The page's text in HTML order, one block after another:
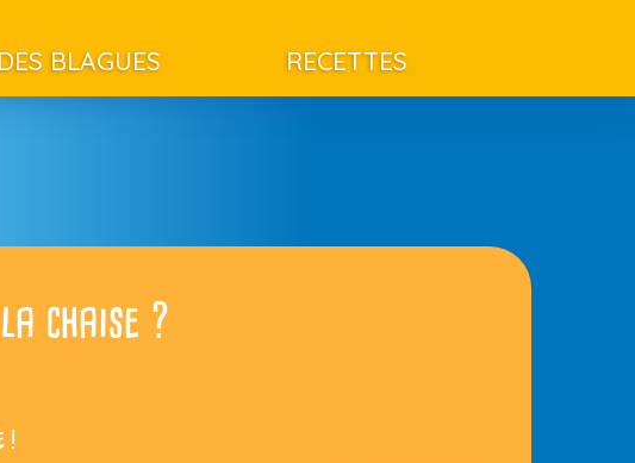
BLAGUES RECETTES
chaise ?
!